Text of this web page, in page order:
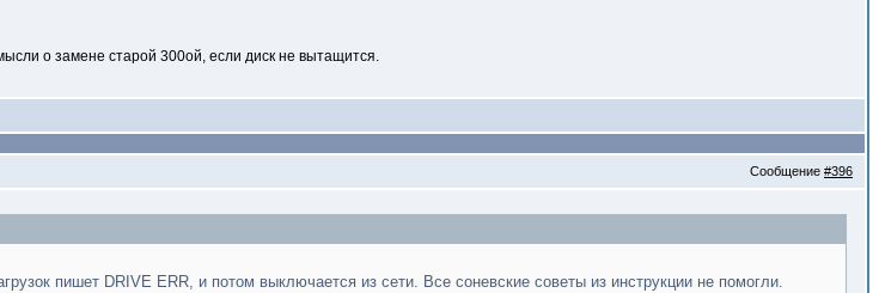
о замене старой 300ой, если диск не вытащится.
Сообщение #396
пишет DRIVE ERR, и потом выключается из сети. Все соневские советы из инструкции не помогли.